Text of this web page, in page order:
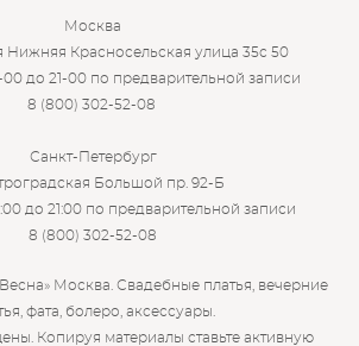
Москва
Нижняя Красносельская улица 35с 50
00 до 21-00 по предварительной записи
8 (800) 302-52-08
Санкт-Петербург
Большой пр. 92-Б
до 21:00 по предварительной записи
8 (800) 302-52-08
Москва. Свадебные платья, вечерние
фата, болеро, аксессуары.
Копируя материалы ставьте активную